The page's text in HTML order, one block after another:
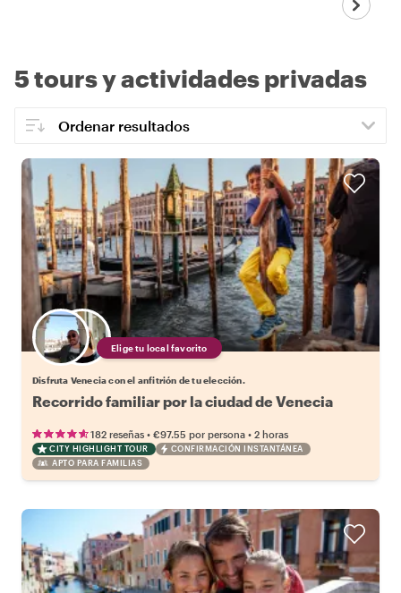
5 tours y actividades privadas
Elige tu local favorito
Disfruta Venecia con el anfitrión de tu elección.
Recorrido familiar por la ciudad de Venecia
182 reseñas • €97.55 por persona • 2 horas
CITY HIGHLIGHT TOUR
CONFIRMACIÓN INSTANTÁNEA
APTO PARA FAMILIAS